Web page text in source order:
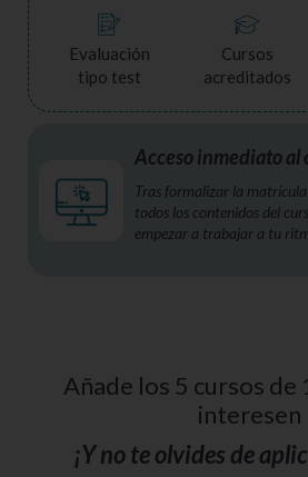
Evaluación
tipo test
Cursos
acreditados
Acceso inmediato al
Tras formalizar la matrícula
todos los contenidos del
empezar a trabajar a tu
Añade los 5 cursos de
interesen
¡Y no te olvides de